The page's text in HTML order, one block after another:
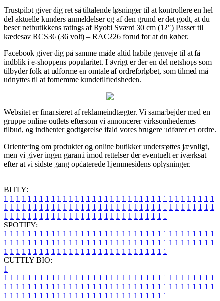
Trustpilot giver dig ret så tiltalende løsninger til at kontrollere en hel
del aktuelle kunders anmeldelser og af den grund er det godt, at du
beser netbutikkens ratings af Ryobi Sværd 30 cm (12″) Passer til
kædesav RCS36 (36 volt) – RAC226 forud for at du køber.
Facebook giver dig på samme måde altid habile genveje til at få
indblik i e-shoppens popularitet. I øvrigt er der en del netshops som
tilbyder folk at udforme en omtale af ordreforløbet, som tilmed må
udnyttes til at fornemme kundetilfredsheden.
Websitet er finansieret af reklameindtægter. Vi samarbejder med en
gruppe online outlets eftersom vi annoncerer virksomhedernes
tilbud, og indhenter godtgørelse ifald vores brugere udfører en ordre.
Orientering om produkter og online butikker understøttes jævnligt,
men vi giver ingen garanti imod rettelser der eventuelt er iværksat
efter at vi sidste gang opdaterede hjemmesidens oplysninger.
BITLY:
1 1 1 1 1 1 1 1 1 1 1 1 1 1 1 1 1 1 1 1 1 1 1 1 1 1 1 1 1 1 1 1 1 1 1 1
1 1 1 1 1 1 1 1 1 1 1 1 1 1 1 1 1 1 1 1 1 1 1 1 1 1 1 1 1 1 1 1 1 1 1 1
1 1 1 1 1 1 1 1 1 1 1 1 1 1 1 1 1 1 1 1 1 1 1 1 1 1 1 1
SPOTIFY:
1 1 1 1 1 1 1 1 1 1 1 1 1 1 1 1 1 1 1 1 1 1 1 1 1 1 1 1 1 1 1 1 1 1 1 1
1 1 1 1 1 1 1 1 1 1 1 1 1 1 1 1 1 1 1 1 1 1 1 1 1 1 1 1 1 1 1 1 1 1 1 1
1 1 1 1 1 1 1 1 1 1 1 1 1 1 1 1 1 1 1 1 1 1 1 1 1 1 1 1
CUTTLY BIO:
1
1 1 1 1 1 1 1 1 1 1 1 1 1 1 1 1 1 1 1 1 1 1 1 1 1 1 1 1 1 1 1 1 1 1 1 1
1 1 1 1 1 1 1 1 1 1 1 1 1 1 1 1 1 1 1 1 1 1 1 1 1 1 1 1 1 1 1 1 1 1 1 1
1 1 1 1 1 1 1 1 1 1 1 1 1 1 1 1 1 1 1 1 1 1 1 1 1 1 1 1